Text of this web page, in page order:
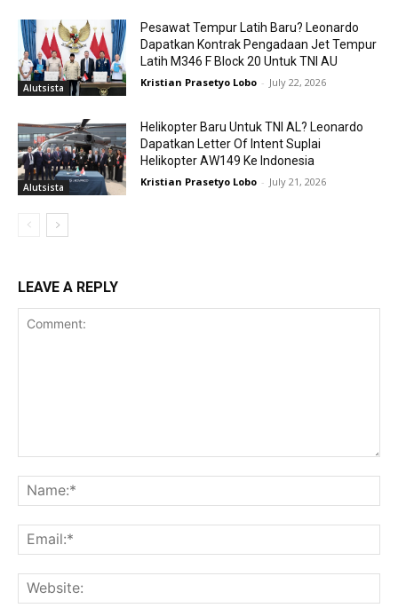
Alutsista
Pesawat Tempur Latih Baru? Leonardo
Dapatkan Kontrak Pengadaan Jet Tempur
Latih M346 F Block 20 Untuk TNI AU
Kristian Prasetyo Lobo - July 22, 2026
Alutsista
Helikopter Baru Untuk TNI AL? Leonardo
Dapatkan Letter Of Intent Suplai
Helikopter AW149 Ke Indonesia
Kristian Prasetyo Lobo - July 21, 2026
LEAVE A REPLY